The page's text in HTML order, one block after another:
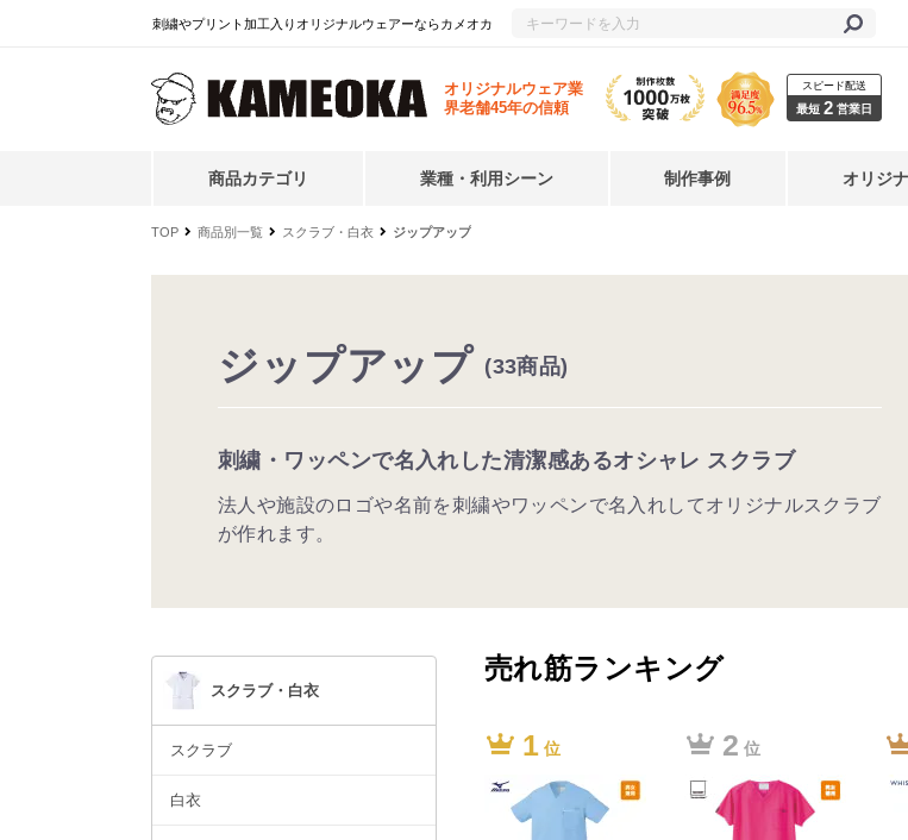
刺繍やプリント加工入りオリジナルウェアーならカメオカ
オリジナルウェア業
界老舗45年の信頼
スピード配送
最短 2 営業日
商品カテゴリ 業種・利用シーン 制作事例 オリジ
TOP 商品別一覧 スクラブ・白衣 ジップアップ
ジップアップ (33商品)
刺繍・ワッペンで名入れした清潔感あるオシャレ スクラブ
法人や施設のロゴや名前を刺繍やワッペンで名入れしてオリジナルスクラブ
が作れます。
スクラブ・白衣
スクラブ
白衣
売れ筋ランキング
1 位 2 位